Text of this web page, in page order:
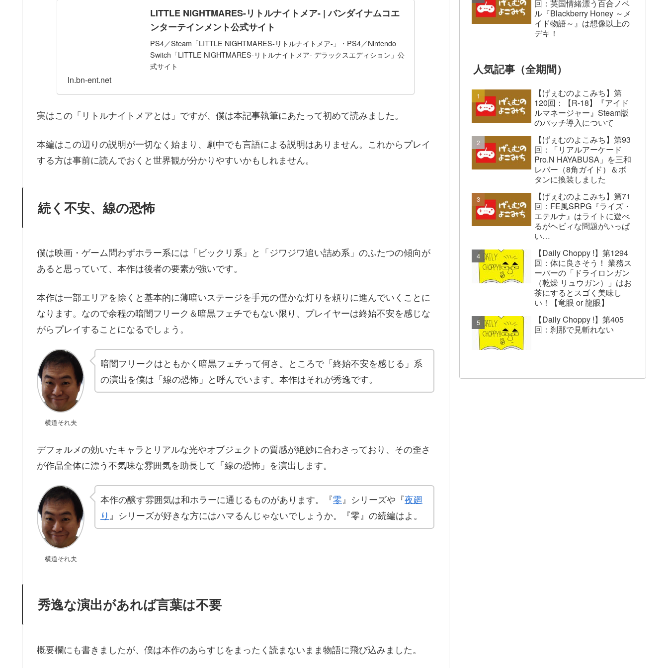
LITTLE NIGHTMARES-リトルナイトメア- | バンダイナムコエ
ンターテインメント公式サイト
PS4／Steam「LITTLE NIGHTMARES-リトルナイトメア-」・PS4／Nintendo
Switch「LITTLE NIGHTMARES-リトルナイトメア- デラックスエディション」公
式サイト
ln.bn-ent.net
実はこの「リトルナイトメアとは」ですが、僕は本記事執筆にあたって初めて読みました。
本編はこの辺りの説明が一切なく始まり、劇中でも言語による説明はありません。これからプレイ
する方は事前に読んでおくと世界観が分かりやすいかもしれません。
続く不安、線の恐怖
僕は映画・ゲーム問わずホラー系には「ビックリ系」と「ジワジワ追い詰め系」のふたつの傾向が
あると思っていて、本作は後者の要素が強いです。
本作は一部エリアを除くと基本的に薄暗いステージを手元の僅かな灯りを頼りに進んでいくことに
なります。なので余程の暗闇フリーク＆暗黒フェチでもない限り、プレイヤーは終始不安を感じな
がらプレイすることになるでしょう。
横道それ夫
暗闇フリークはともかく暗黒フェチって何さ。ところで「終始不安を感じる」系
の演出を僕は「線の恐怖」と呼んでいます。本作はそれが秀逸です。
デフォルメの効いたキャラとリアルな光やオブジェクトの質感が絶妙に合わさっており、その歪さ
が作品全体に漂う不気味な雰囲気を助長して「線の恐怖」を演出します。
横道それ夫
本作の醸す雰囲気は和ホラーに通じるものがあります。『零 』シリーズや『夜廻
り 』シリーズが好きな方にはハマるんじゃないでしょうか。『零』の続編はよ。
秀逸な演出があれば言葉は不要
概要欄にも書きましたが、僕は本作のあらすじをまったく読まないまま物語に飛び込みました。
回：英国情緒漂う百合ノベ
ル『Blackberry Honey ～メ
イド物語～』は想像以上の
デキ！
人気記事（全期間）
【げぇむのよこみち】第
120回：【R-18】『アイド
ルマネージャー』Steam版
のパッチ導入について
【げぇむのよこみち】第93
回：「リアルアーケード
Pro.N HAYABUSA」を三和
レバー（8角ガイド）＆ボ
タンに換装しました
【げぇむのよこみち】第71
回：FE風SRPG『ライズ・
エテルナ』はライトに遊べ
るがヘビィな問題がいっぱ
い…
【Daily Choppy !】第1294
回：体に良さそう！ 業務ス
ーパーの「ドライロンガン
（乾燥 リュウガン）」はお
茶にするとスゴく美味し
い！【竜眼 or 龍眼】
【Daily Choppy !】第405
回：刹那で見斬れない